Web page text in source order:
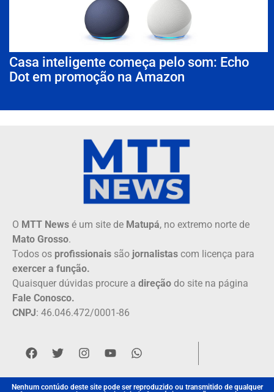
Casa inteligente começa pelo som: Echo
Dot em promoção na Amazon
O MTT News é um site de Matupá, no extremo norte de
Mato Grosso.
Todos os profissionais são jornalistas com licença para
exercer a função.
Quaisquer dúvidas procure a direção do site na página
Fale Conosco.
CNPJ: 46.046.472/0001-86
Nenhum contúdo deste site pode ser reproduzido ou transmitido de qualquer